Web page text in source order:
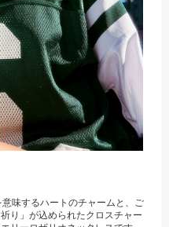
味するハートのチャームと、ご
り」が込められたクロスチャー